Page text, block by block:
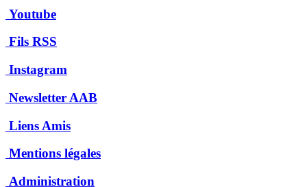
Youtube
Fils RSS
Instagram
Newsletter AAB
Liens Amis
Mentions légales
Administration